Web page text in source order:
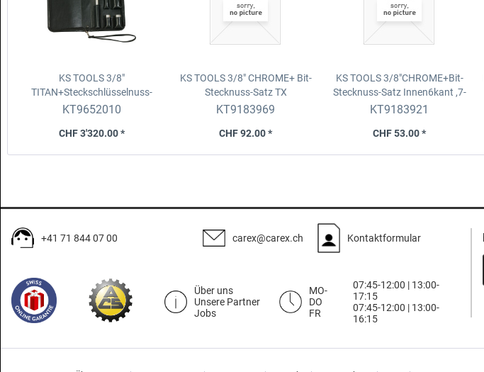
KS TOOLS 3/8"
TITAN+Steckschlüsselnuss-
Satz,5-tlg.
KT9652010
CHF 3'320.00 *
KS TOOLS 3/8" CHROME+ Bit-
Stecknuss-Satz TX
m.Bohrung,lang,9-tlg.TB20-
KT9183969
CHF 92.00 *
KS TOOLS 3/8"CHROME+Bit-
Stecknuss-Satz Innen6kant ,7-
tlg.4-12mm
KT9183921
CHF 53.00 *
+41 71 844 07 00 carex@carex.ch Kontaktformular
Über uns
Unsere Partner
Jobs
MO-
DO
FR
07:45-12:00 | 13:00-
17:15
07:45-12:00 | 13:00-
16:15